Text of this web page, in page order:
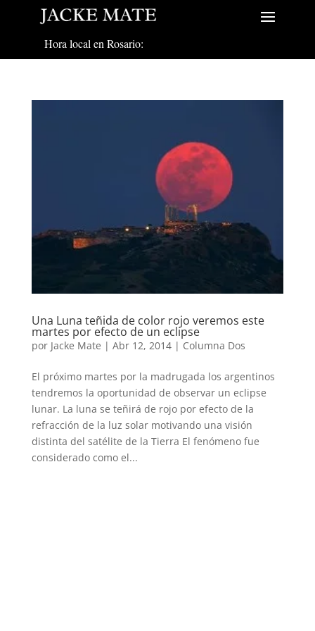
Hora local en Rosario:
Una Luna teñida de color rojo veremos este
martes por efecto de un eclipse
por Jacke Mate | Abr 12, 2014| Columna Dos
El próximo martes por la madrugada los argentinos
tendremos la oportunidad de observar un eclipse
lunar. La luna se teñirá de rojo por efecto de la
refracción de la luz solar motivando una visión
distinta del satélite de la Tierra El fenómeno fue
considerado como el...